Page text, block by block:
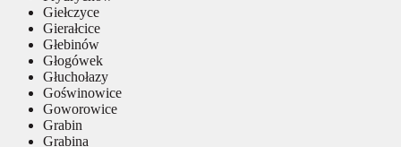
Giełczyce
Gierałcice
Głebinów
Głogówek
Głuchołazy
Goświnowice
Goworowice
Grabin
Grabina